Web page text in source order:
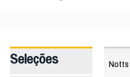
Seleções